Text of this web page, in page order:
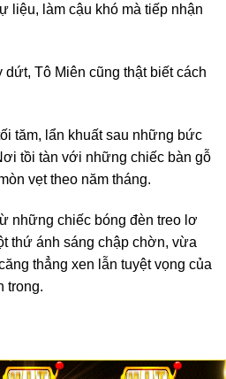
liệu, làm cậu khó mà tiếp nhận
dứt, Tô Miên cũng thật biết cách
tăm, lẩn khuất sau những bức
tồi tàn với những chiếc bàn gỗ
vẹt theo năm tháng.
những chiếc bóng đèn treo lơ
thứ ánh sáng chập chờn, vừa
thẳng xen lẫn tuyệt vọng của
trong.